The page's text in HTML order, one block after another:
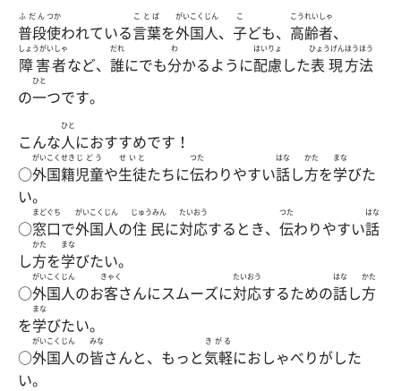
普段
ふだん
使
つか
われている言葉
ことば
を外国人
がいこくじん
、 子
こ
ども、 高齢者
こうれいしゃ
、
障害者
しょうがいしゃ
など、 誰
だれ
にでも分
わ
かるように配慮
はいりょ
した表現
ひょうげん
方法
ほうほう
の一
ひと
つです。
こんな人
ひと
におすすめです！
○外国籍
がいこくせき
児童
じどう
や生徒
せいと
たちに伝
つた
わりやすい話
はな
し方
かた
を学
まな
びた
い。
○窓口
まどぐち
で外国人
がいこくじん
の住民
じゅうみん
に対応
たいおう
するとき、 伝
つた
わりやすい話
はな
し方
かた
を学
まな
びたい。
○外国人
がいこくじん
のお客
きゃく
さんにスムーズに対応
たいおう
するための話
はな
し方
かた
を学
まな
びたい。
○外国人
がいこくじん
の皆
みな
さんと、もっと気軽
きがる
におしゃべりがした
い。